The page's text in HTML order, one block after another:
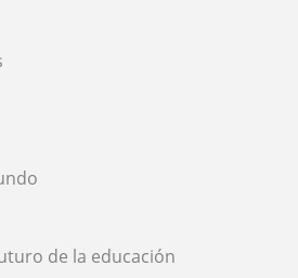
de la educación